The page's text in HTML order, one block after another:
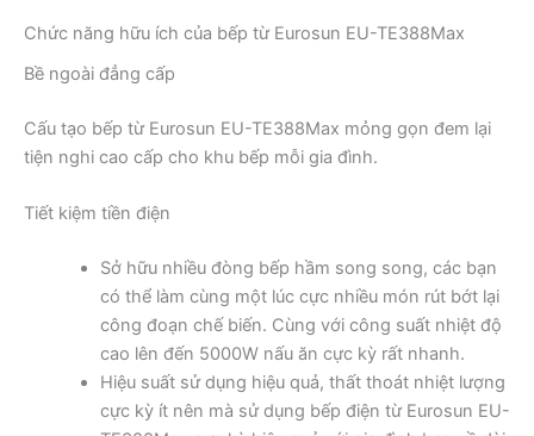
Chức năng hữu ích của bếp từ Eurosun EU-TE388Max
Bề ngoài đẳng cấp
Cấu tạo bếp từ Eurosun EU-TE388Max mỏng gọn đem lại
tiện nghi cao cấp cho khu bếp mỗi gia đình.
Tiết kiệm tiền điện
Sở hữu nhiều đòng bếp hầm song song, các bạn
có thể làm cùng một lúc cực nhiều món rút bớt lại
công đoạn chế biến. Cùng với công suất nhiệt độ
cao lên đến 5000W nấu ăn cực kỳ rất nhanh.
Hiệu suất sử dụng hiệu quả, thất thoát nhiệt lượng
cực kỳ ít nên mà sử dụng bếp điện từ Eurosun EU-